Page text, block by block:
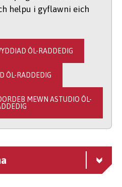
helpu i gyflawni eich
ÔL-RADDEDIG
ÔL-RADDEDIG
MEWN ASTUDIO ÔL-